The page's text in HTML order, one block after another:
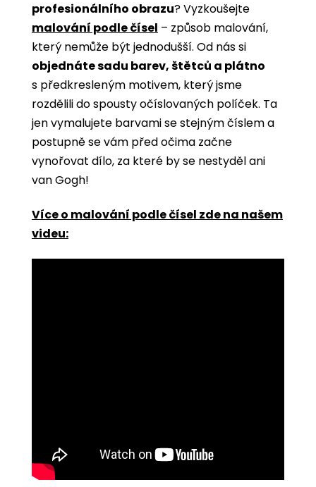
profesionálního obrazu? Vyzkoušejte
malování podle čísel ­­– způsob malování,
který nemůže být jednodušší. Od nás si
objednáte sadu barev, štětců a plátno
s předkresleným motivem, který jsme
rozdělili do spousty očíslovaných políček. Ta
jen vymalujete barvami se stejným číslem a
postupně se vám před očima začne
vynořovat dílo, za které by se nestyděl ani
van Gogh!
Více o malování podle čísel zde na našem
videu: